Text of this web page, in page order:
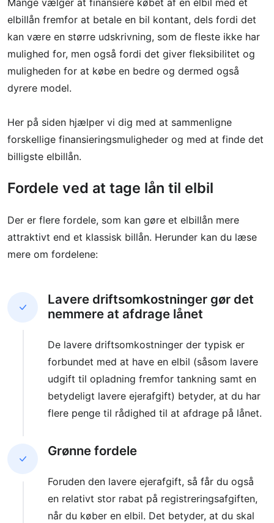
Mange vælger at finansiere købet af en elbil med et
elbillån fremfor at betale en bil kontant, dels fordi det
kan være en større udskrivning, som de fleste ikke har
mulighed for, men også fordi det giver fleksibilitet og
muligheden for at købe en bedre og dermed også
dyrere model.
Her på siden hjælper vi dig med at sammenligne
forskellige finansieringsmuligheder og med at finde det
billigste elbillån.
Fordele ved at tage lån til elbil
Der er flere fordele, som kan gøre et elbillån mere
attraktivt end et klassisk billån. Herunder kan du læse
mere om fordelene:
Lavere driftsomkostninger gør det
nemmere at afdrage lånet
De lavere driftsomkostninger der typisk er
forbundet med at have en elbil (såsom lavere
udgift til opladning fremfor tankning samt en
betydeligt lavere ejerafgift) betyder, at du har
flere penge til rådighed til at afdrage på lånet.
Grønne fordele
Foruden den lavere ejerafgift, så får du også
en relativt stor rabat på registreringsafgiften,
når du køber en elbil. Det betyder, at du skal